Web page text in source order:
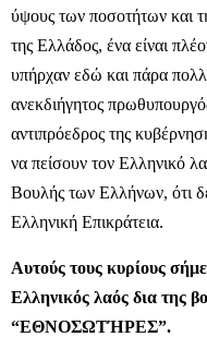
ύψους των ποσοτήτων και
της Ελλάδος, ένα είναι
υπήρχαν εδώ και πάρα
ανεκδιήγητος
αντιπρόεδρος της
να πείσουν τον Ελληνικό
Βουλής των Ελλήνων, ότι
Ελληνική Επικράτεια.
Αυτούς τους κυρίους
Ελληνικός λαός δια της
“ΕΘΝΟΣΩΤΉΡΕΣ”.